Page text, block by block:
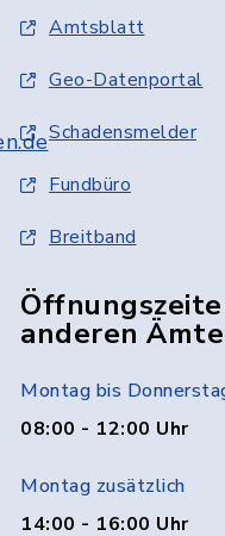
Amtsblatt
Geo-Datenportal
Schadensmelder
Fundbüro
Breitband
anderen
Montag bis
08:00 - 12:00 Uhr
Montag zusätzlich
14:00 - 16:00 Uhr